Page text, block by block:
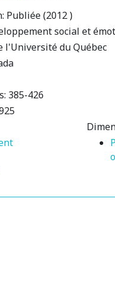
Publiée (2012 )
social et
l'Université du Québec
385-426